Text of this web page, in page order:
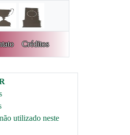
Créditos
utilizado neste